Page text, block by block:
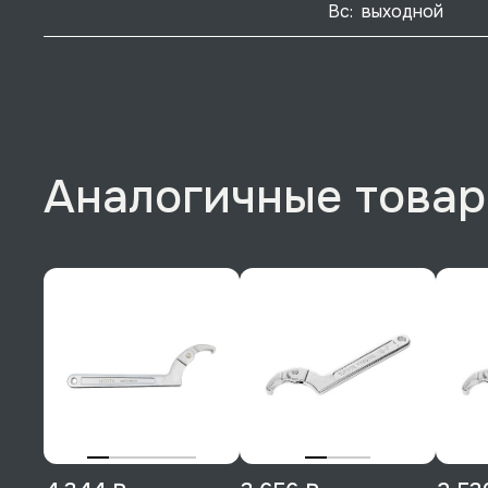
Вс:  выходной
Аналогичные